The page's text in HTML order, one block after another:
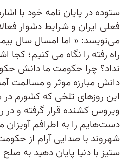
ستوده در پایان نامه خود با
فعلی ایران و شرایط دشوار
می‌نویسد: « اما امسال سال
راه رفته را نگاه می کنیم؛ کجا
نداد؟ چرا حکومت ما دانش
دانش مبارزه موثر و مسالمت
این روزهای تلخی که کشورم در
ویروس کشنده قرار گرفته و در
دست‌هایم را به اطرافم
شهروند با صدایی آرام از
ستیز با دنیا پایان دهید به صلح